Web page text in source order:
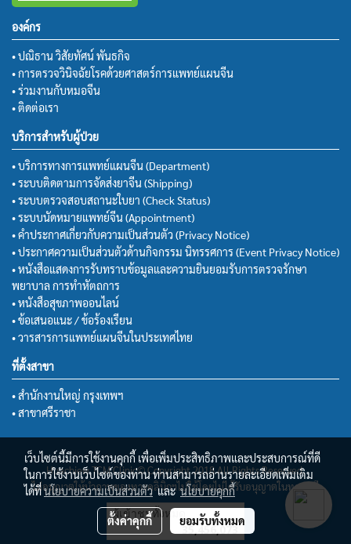
องค์กร
• ปณิธาน วิสัยทัศน์ พันธกิจ
• การตรวจวินิจฉัยโรคด้วยศาสตร์การแพทย์แผนจีน
• ร่วมงานกับหมอจีน
• ติดต่อเรา
บริการสำหรับผู้ป่วย
• บริการทางการแพทย์แผนจีน (Department)
• ระบบติดตามการจัดส่งยาจีน (Shipping)
• ระบบตรวจสอบสถานะใบยา (Check Status)
• ระบบนัดหมายแพทย์จีน (Appointment)
• คำประกาศเกี่ยวกับความเป็นส่วนตัว (Privacy Notice)
• ประกาศความเป็นส่วนตัวด้านกิจกรรม นิทรรศการ (Event Privacy Notice)
• หนังสือแสดงการรับทราบข้อมูลและความยินยอมรับการตรวจรักษา
พยาบาล การทำหัตถการ
• หนังสือสุขภาพออนไลน์
• ข้อเสนอแนะ / ข้อร้องเรียน
• วารสารการแพทย์แผนจีนในประเทศไทย
ที่ตั้งสาขา
• สำนักงานใหญ่ กรุงเทพฯ
• สาขาศรีราชา
Huachiew TCM Clinic© Copyright 2018 All Rights Reserved.
ไม่อนุญาตให้นำภาพของทางคลินิกฯไปใช้โดยไม่ได้รับอนุญาตในทุกกรณี
ผู้เข้าชมทั้งหมด
35,456,073
เว็บไซต์นี้มีการใช้งานคุกกี้ เพื่อเพิ่มประสิทธิภาพและประสบการณ์ที่ดี
ในการใช้งานเว็บไซต์ของท่าน ท่านสามารถอ่านรายละเอียดเพิ่มเติม
ได้ที่นโยบายความเป็นส่วนตัวและนโยบายคุกกี้
ตั้งค่าคุกกี้ ยอมรับทั้งหมด